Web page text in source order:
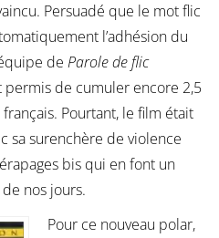
Persuadé que le mot flic
l’adhésion du
de Parole de flic
permis de cumuler encore 2,5
Pourtant, le film était
sa surenchère de violence
bis qui en font un
nos jours.
Pour ce nouveau polar,